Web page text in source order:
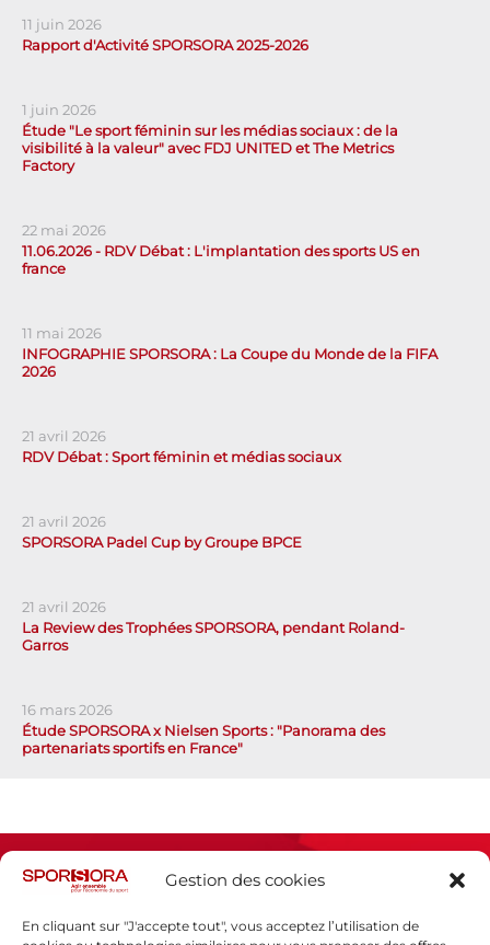
Gestion des cookies
En cliquant sur "J'accepte tout", vous acceptez l’utilisation de
11 juin 2026
Rapport d'Activité SPORSORA 2025-2026
1 juin 2026
Étude "Le sport féminin sur les médias sociaux : de la
visibilité à la valeur" avec FDJ UNITED et The Metrics
Factory
22 mai 2026
11.06.2026 - RDV Débat : L'implantation des sports US en
france
11 mai 2026
INFOGRAPHIE SPORSORA : La Coupe du Monde de la FIFA
2026
21 avril 2026
RDV Débat : Sport féminin et médias sociaux
21 avril 2026
SPORSORA Padel Cup by Groupe BPCE
21 avril 2026
La Review des Trophées SPORSORA, pendant Roland-
Garros
16 mars 2026
Étude SPORSORA x Nielsen Sports : "Panorama des
partenariats sportifs en France"